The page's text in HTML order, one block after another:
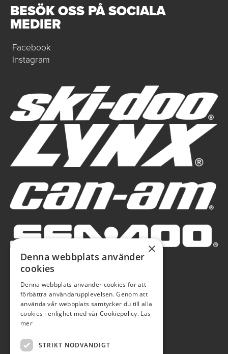
BESÖK OSS PÅ SOCIALA
MEDIER
Facebook
Instagram
×
Denna webbplats använder
cookies
Denna webbplats använder cookies för att
förbättra användarupplevelsen. Genom att
använda vår webbplats samtycker du till alla
cookies i enlighet med vår Cookiepolicy. Läs
mer
STRIKT NÖDVÄNDIGT